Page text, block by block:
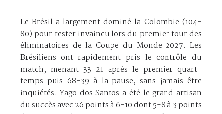
Le Brésil a largement dominé la Colombie (104-
80) pour rester invaincu lors du premier tour des
éliminatoires de la Coupe du Monde 2027. Les
Brésiliens ont rapidement pris le contrôle du
match, menant 33-21 après le premier quart-
temps puis 68-39 à la pause, sans jamais être
inquiétés. Yago dos Santos a été le grand artisan
du succès avec 26 points à 6-10 dont 5-8 à 3 points